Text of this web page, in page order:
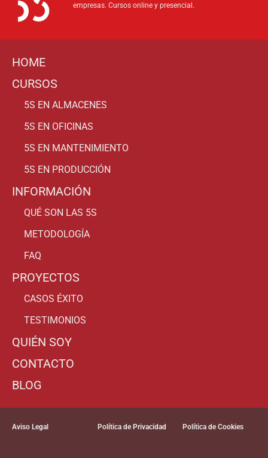
empresas. Cursos online y presencial.
HOME
CURSOS
5S EN ALMACENES
5S EN OFICINAS
5S EN MANTENIMIENTO
5S EN PRODUCCIÓN
INFORMACIÓN
QUÉ SON LAS 5S
METODOLOGÍA
FAQ
PROYECTOS
CASOS ÉXITO
TESTIMONIOS
QUIÉN SOY
CONTACTO
BLOG
Aviso Legal Política de Privacidad Política de Cookies